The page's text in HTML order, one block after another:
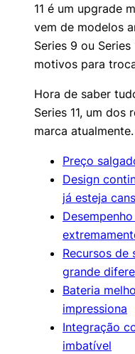
11 é um upgrade
vem de modelos
Series 9 ou
motivos para
Hora de saber
Series 11, um
marca atualmente.
Preço
Design
já esteja
Recursos de
grande
Bateria
impressiona
Integração
imbatível